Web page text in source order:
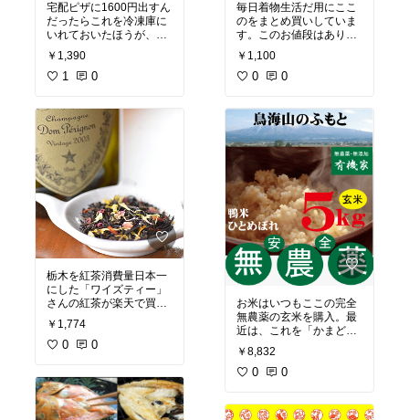
宅配ピザに1600円出すん
だったらこれを冷凍庫に
いれておいたほうが、あ
つあつ焼きたてで香ばし
いピザがいつでも食べら
れてコスパいいですよ！
て、素材もフレッシュで
本格的です。週代わりの
１００円ピザと併せてご
注文をどうぞ。
￥1,390
1 0
栃木を紅茶消費量日本一
にした「ワイズティー」
さんの紅茶が楽天で買え
る！オーガニックの茶葉
にオーガニックのチップ
が入り見た目も美しくそ
していってもけっしてま
ずくならないというとこ
ろがこの紅茶のすごいと
￥1,774
0 0
毎日着物生活だ用にここ
のをまとめ買いしていま
す。このお値段はありが
たい。
￥1,100
0 0
お米はいつもここの完全
無農薬の玄米を購入。最
近は、これを「かまどさ
ん」で炊いています。餅
米を少し混ぜて炊くと使
い勝手がいいですよ！
￥8,832
0 0